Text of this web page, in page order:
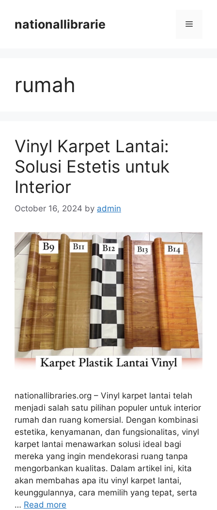
contentnationallibrarie Menu
rumah
Vinyl Karpet Lantai:
Solusi Estetis untuk
Interior
October 16, 2024 by admin
nationallibraries.org – Vinyl karpet lantai telah
menjadi salah satu pilihan populer untuk interior
rumah dan ruang komersial. Dengan kombinasi
estetika, kenyamanan, dan fungsionalitas, vinyl
karpet lantai menawarkan solusi ideal bagi
mereka yang ingin mendekorasi ruang tanpa
mengorbankan kualitas. Dalam artikel ini, kita
akan membahas apa itu vinyl karpet lantai,
keunggulannya, cara memilih yang tepat, serta
… Read more